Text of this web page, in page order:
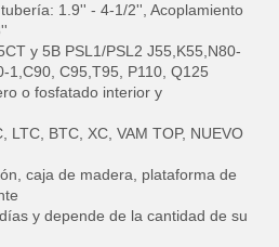
1.9'' - 4-1/2'', Acoplamiento
y 5B PSL1/PSL2 J55,K55,N80-
1,C90, C95,T95, P110, Q125
o fosfatado interior y
LTC, BTC, XC, VAM TOP, NUEVO
caja de madera, plataforma de
y depende de la cantidad de su